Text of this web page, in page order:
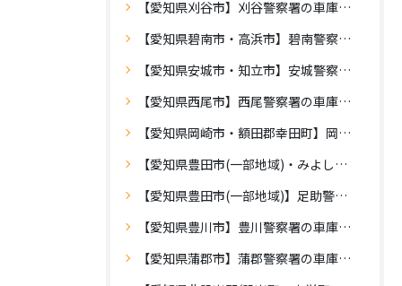
【愛知県刈谷市】刈谷警察署の車庫証明
【愛知県碧南市・高浜市】碧南警察署の車庫証明
【愛知県安城市・知立市】安城警察署の車庫証明
【愛知県西尾市】西尾警察署の車庫証明
【愛知県岡崎市・額田郡幸田町】岡崎警察署の車庫証明
【愛知県豊田市(一部地域)・みよし市】豊田警察署の車庫証明
【愛知県豊田市(一部地域)】足助警察署の車庫証明
【愛知県豊川市】豊川警察署の車庫証明
【愛知県蒲郡市】蒲郡警察署の車庫証明